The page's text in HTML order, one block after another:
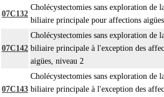
07C132
Cholécystectomies sans exploration de
biliaire principale pour affections
07C142
Cholécystectomies sans exploration de
biliaire principale à l'exception des
aigües, niveau 2
07C143
Cholécystectomies sans exploration de
biliaire principale à l'exception des